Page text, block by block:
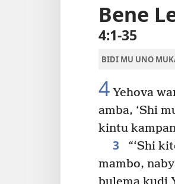
Bene
4:1-35
BIDI MU UNO
4 Yehova
amba, ‘Shi
kintu
3 “‘Shi
mambo,